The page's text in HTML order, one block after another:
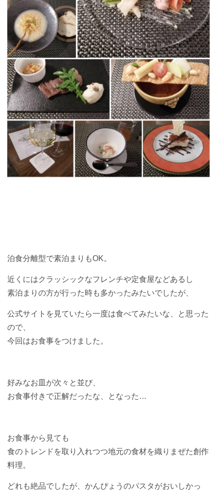
泊食分離型で素泊まりもOK。
近くにはクラッシックなフレンチや定食屋などあるし
素泊まりの方が行った時も多かったみたいでしたが、
公式サイトを見ていたら一度は食べてみたいな、と思った
ので、
今回はお食事をつけました。
好みなお皿が次々と並び、
お食事付きで正解だったな、となった…
お食事から見ても
食のトレンドを取り入れつつ地元の食材を織りまぜた創作
料理。
どれも絶品でしたが、かんぴょうのパスタがおいしかっ